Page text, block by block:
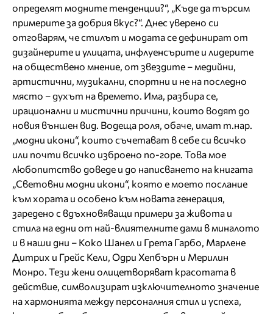
определят модните тенденции?“, „Къде да търсим
примерите за добрия вкус?“. Днес уверено си
отговарям, че стилът и модата се дефинират от
дизайнерите и улицата, инфлуенсърите и лидерите
на обществено мнение, от звездите – медийни,
артистични, музикални, спортни и не на последно
място – духът на времето. Има, разбира се,
ирационални и мистични причини, които водят до
новия външен вид. Водеща роля, обаче, имат т.нар.
„модни икони“, които съчетават в себе си всичко
или почти всичко изброено по-горе. Това мое
любопитство доведе и до написването на книгата
„Световни модни икони“, която е моето послание
към хората и особено към новата генерация,
заредено с вдъхновяващи примери за живота и
стила на едни от най-влиятелните дами в миналото
и в наши дни – Коко Шанел и Грета Гарбо, Марлене
Дитрих и Грейс Кели, Одри Хепбърн и Мерилин
Монро. Тези жени олицетворяват красотата в
действие, символизират изключителното значение
на хармонията между персоналния стил и успеха,